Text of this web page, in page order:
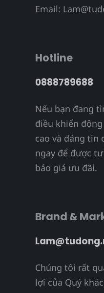
Email:
Hotline
0888789688
Nếu bạn đang
điều khiển
cao và đáng tin
ngay để được
báo giá ưu đãi.
Brand &
Chúng tôi rất
lợi của Quý